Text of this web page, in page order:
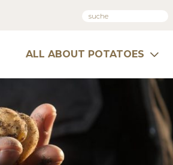
ALL ABOUT POTATOES